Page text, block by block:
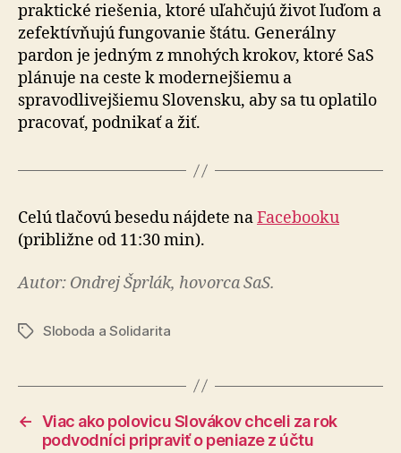
praktické riešenia, ktoré uľahčujú život ľuďom a
zefektívňujú fungovanie štátu. Generálny
pardon je jedným z mnohých krokov, ktoré SaS
plánuje na ceste k modernejšiemu a
spravodlivejšiemu Slovensku, aby sa tu oplatilo
pracovať, podnikať a žiť.
Celú tlačovú besedu nájdete naFacebooku
(približne od 11:30 min).
Autor: Ondrej Šprlák, hovorca SaS.
ZnačkySloboda a Solidarita
← Viac ako polovicu Slovákov chceli za rok
podvodníci pripraviť o peniaze z účtu